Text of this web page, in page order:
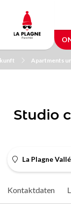
main
content
Apartments
Studio
La Plagne
Kontaktdaten